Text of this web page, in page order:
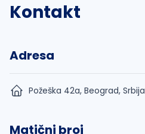
Kontakt
Adresa
Požeška 42a, Beograd, Srbija
Matični broj